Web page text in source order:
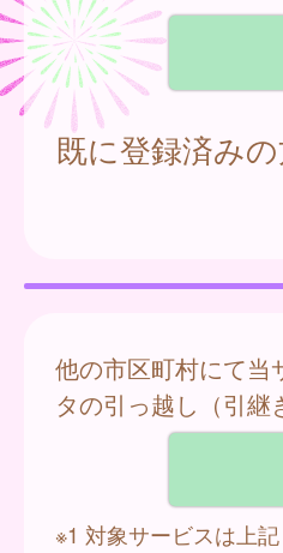
既に登録済み
他の市区町村にて当
タの引っ越し（引
※1 対象サービスは上